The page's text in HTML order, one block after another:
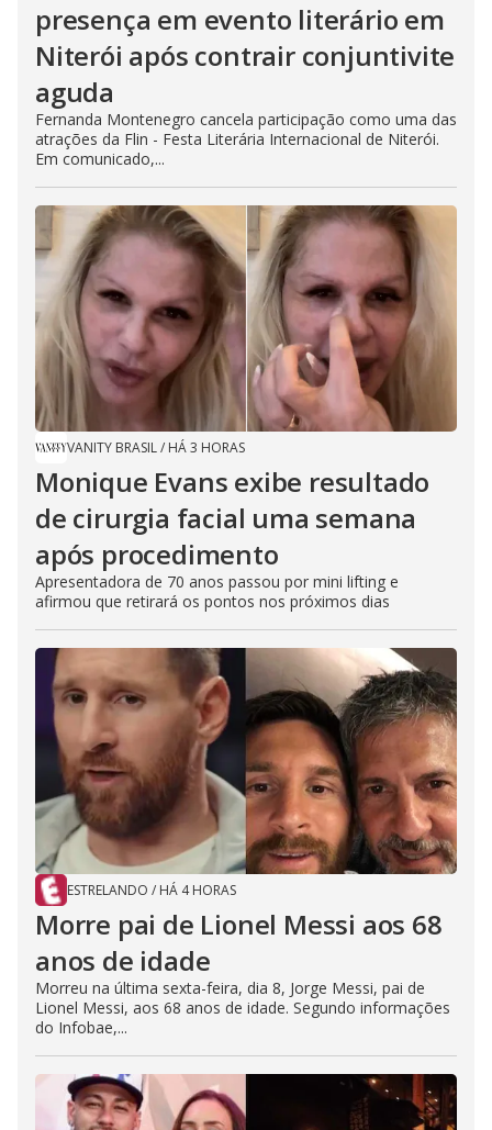
presença em evento literário em
Niterói após contrair conjuntivite
aguda
Fernanda Montenegro cancela participação como uma das
atrações da Flin - Festa Literária Internacional de Niterói.
Em comunicado,...
VANITY BRASIL/ HÁ 3 HORAS
Monique Evans exibe resultado
de cirurgia facial uma semana
após procedimento
Apresentadora de 70 anos passou por mini lifting e
afirmou que retirará os pontos nos próximos dias
ESTRELANDO / HÁ 4 HORAS
Morre pai de Lionel Messi aos 68
anos de idade
Morreu na última sexta-feira, dia 8, Jorge Messi, pai de
Lionel Messi, aos 68 anos de idade. Segundo informações
do Infobae,...